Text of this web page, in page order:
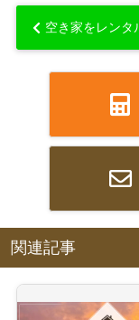
関連記事